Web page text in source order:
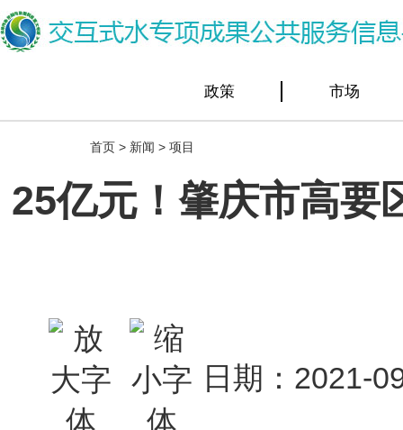
政策 市场
首页 > 新闻 > 项目
25亿元！肇庆市高要
日期：